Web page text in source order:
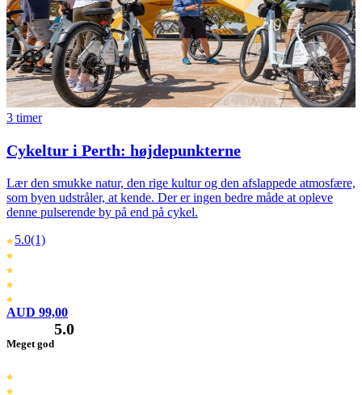
3 timer
Cykeltur i Perth: højdepunkterne
Lær den smukke natur, den rige kultur og den afslappede atmosfære,
som byen udstråler, at kende. Der er ingen bedre måde at opleve
denne pulserende by på end på cykel.
5.0(1)
AUD 99,00
Meget god
5.0